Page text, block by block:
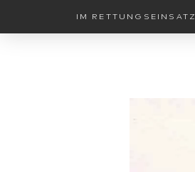
IM RETTUNGSEINSATZ